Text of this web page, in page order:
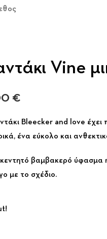
Vine
€
Bleecker and love
ένα εύκολο και
κεντητό βαμβακερό
με το σχέδιο.